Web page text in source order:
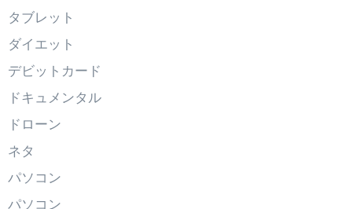
タブレット
ダイエット
デビットカード
ドキュメンタル
ドローン
ネタ
パソコン
パソコン